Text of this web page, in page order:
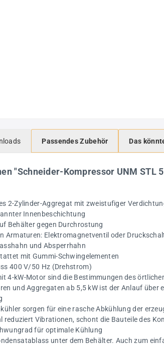
Passendes Zubehör Das
"Schneider-Kompressor UNM STL
2-Zylinder-Aggregat mit zweistufiger
Innenbeschichtung
Behälter gegen Durchrostung
Armaturen: Elektromagnetventil oder
und Absperrhahn
mit Gummi-Schwingelementen
400 V/50 Hz (Drehstrom)
4-kW-Motor sind die Bestimmungen des
und Aggregaten ab 5,5 kW ist der Anlauf
sorgen für eine rasche Abkühlung der
reduziert Vibrationen, schont die Bauteile des
für optimale Kühlung
unter dem Behälter. Auch zum